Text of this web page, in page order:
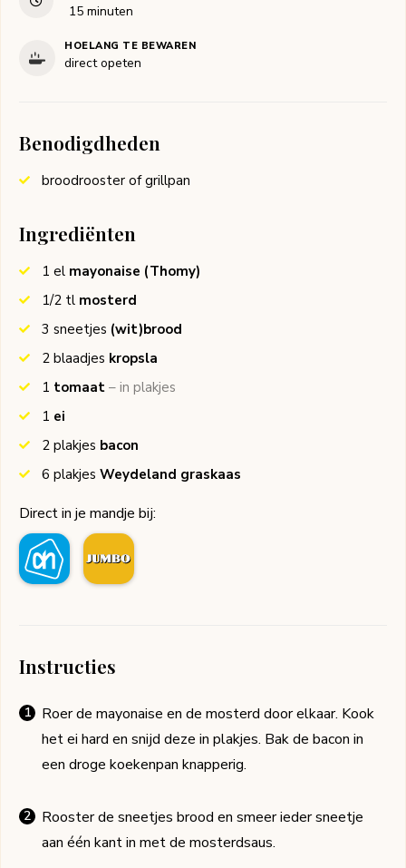
15minuten
minuten
HOELANG TE BEWAREN
direct opeten
Benodigdheden
broodrooster of grillpan
Ingrediënten
1 el mayonaise (Thomy)
1/2 tl mosterd
3 sneetjes (wit)brood
2 blaadjes kropsla
1 tomaat – in plakjes
1 ei
2 plakjes bacon
6 plakjes Weydeland graskaas
Direct in je mandje bij:
Instructies
Roer de mayonaise en de mosterd door elkaar. Kook
het ei hard en snijd deze in plakjes. Bak de bacon in
een droge koekenpan knapperig.
Rooster de sneetjes brood en smeer ieder sneetje
aan één kant in met de mosterdsaus.